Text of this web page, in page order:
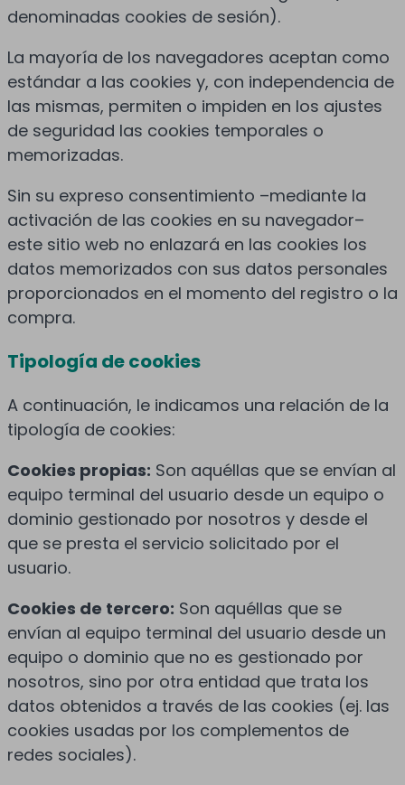
denominadas cookies de sesión).
La mayoría de los navegadores aceptan como
estándar a las cookies y, con independencia de
las mismas, permiten o impiden en los ajustes
de seguridad las cookies temporales o
memorizadas.
Sin su expreso consentimiento –mediante la
activación de las cookies en su navegador–
este sitio web no enlazará en las cookies los
datos memorizados con sus datos personales
proporcionados en el momento del registro o la
compra.
Tipología de cookies
A continuación, le indicamos una relación de la
tipología de cookies:
Cookies propias: Son aquéllas que se envían al
equipo terminal del usuario desde un equipo o
dominio gestionado por nosotros y desde el
que se presta el servicio solicitado por el
usuario.
Cookies de tercero: Son aquéllas que se
envían al equipo terminal del usuario desde un
equipo o dominio que no es gestionado por
nosotros, sino por otra entidad que trata los
datos obtenidos a través de las cookies (ej. las
cookies usadas por los complementos de
redes sociales).